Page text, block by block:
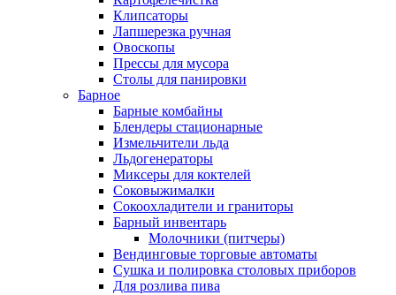
Клипсаторы
Лапшерезка ручная
Овоскопы
Прессы для мусора
Столы для панировки
Барное
Барные комбайны
Блендеры стационарные
Измельчители льда
Льдогенераторы
Миксеры для коктелей
Соковыжималки
Сокоохладители и граниторы
Барный инвентарь
Молочники (питчеры)
Вендинговые торговые автоматы
Сушка и полировка столовых приборов
Для розлива пива